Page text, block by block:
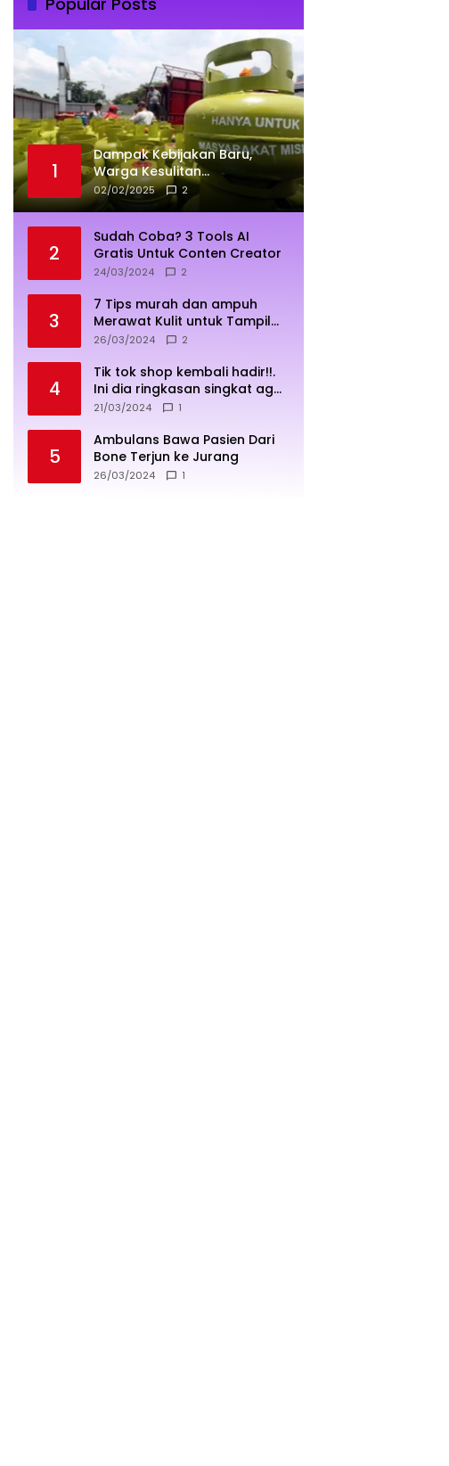
1
Dampak Kebijakan Baru,
Warga Kesulitan
Mendapatkan Elpiji 3 Kg
02/02/2025 2
2
Sudah Coba? 3 Tools AI
Gratis Untuk Conten Creator
24/03/2024 2
3
7 Tips murah dan ampuh
Merawat Kulit untuk Tampil
Sehat dan Cerah
26/03/2024 2
4
Tik tok shop kembali hadir!!.
Ini dia ringkasan singkat agar
penjualan lebih sukses
21/03/2024 1
5
Ambulans Bawa Pasien Dari
Bone Terjun ke Jurang
26/03/2024 1